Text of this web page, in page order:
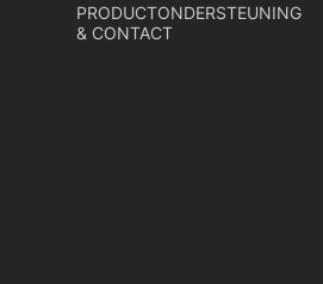
PRODUCTONDERSTEUNING
& CONTACT